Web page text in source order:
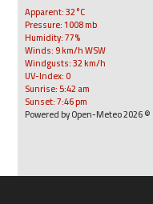
Apparent: 32°C
Pressure: 1008 mb
Humidity: 77%
Winds: 9 km/h WSW
Windgusts: 32 km/h
UV-Index: 0
Sunrise: 5:42 am
Sunset: 7:46 pm
© 2026 Powered by Open-Meteo